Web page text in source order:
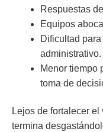
Respuestas
Equipos
Dificultad
administrativo.
Menor tiempo
toma de
Lejos de fortalecer
termina